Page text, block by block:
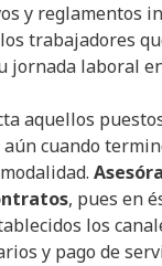
y reglamentos
trabajadores
jornada laboral
aquellos
cuando
, pues en
los
y pago de